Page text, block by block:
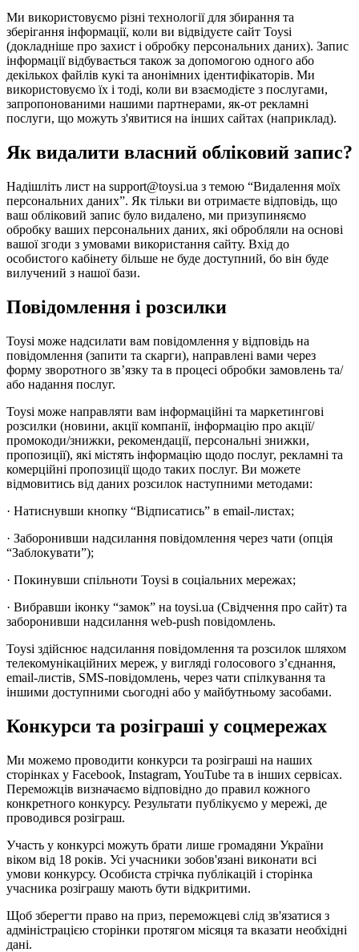
Ми використовуємо різні технології для збирання та
зберігання інформації, коли ви відвідуєте сайт Toysi
(докладніше про захист і обробку персональних даних). Запис
інформації відбувається також за допомогою одного або
декількох файлів кукі та анонімних ідентифікаторів. Ми
використовуємо їх і тоді, коли ви взаємодієте з послугами,
запропонованими нашими партнерами, як-от рекламні
послуги, що можуть з'явитися на інших сайтах (наприклад).
Як видалити власний обліковий запис?
Надішліть лист на support@toysi.ua з темою “Видалення моїх
персональних даних”. Як тільки ви отримаєте відповідь, що
ваш обліковий запис було видалено, ми призупиняємо
обробку ваших персональних даних, які обробляли на основі
вашої згоди з умовами використання сайту. Вхід до
особистого кабінету більше не буде доступний, бо він буде
вилучений з нашої бази.
Повідомлення і розсилки
Toysi може надсилати вам повідомлення у відповідь на
повідомлення (запити та скарги), направлені вами через
форму зворотного зв’язку та в процесі обробки замовлень та/
або надання послуг.
Toysi може направляти вам інформаційні та маркетингові
розсилки (новини, акції компанії, інформацію про акції/
промокоди/знижки, рекомендації, персональні знижки,
пропозиції), які містять інформацію щодо послуг, рекламні та
комерційні пропозиції щодо таких послуг. Ви можете
відмовитись від даних розсилок наступними методами:
· Натиснувши кнопку “Відписатись” в email-листах;
· Заборонивши надсилання повідомлення через чати (опція
“Заблокувати”);
· Покинувши спільноти Toysi в соціальних мережах;
· Вибравши іконку “замок” на toysi.ua (Свідчення про сайт) та
заборонивши надсилання web-push повідомлень.
Toysi здійснює надсилання повідомлення та розсилок шляхом
телекомунікаційних мереж, у вигляді голосового з’єднання,
email-листів, SMS-повідомлень, через чати спілкування та
іншими доступними сьогодні або у майбутньому засобами.
Конкурси та розіграші у соцмережах
Ми можемо проводити конкурси та розіграші на наших
сторінках у Facebook, Instagram, YouTube та в інших сервісах.
Переможців визначаємо відповідно до правил кожного
конкретного конкурсу. Результати публікуємо у мережі, де
проводився розіграш.
Участь у конкурсі можуть брати лише громадяни України
віком від 18 років. Усі учасники зобов'язані виконати всі
умови конкурсу. Особиста стрічка публікацій і сторінка
учасника розіграшу мають бути відкритими.
Щоб зберегти право на приз, переможцеві слід зв'язатися з
адміністрацією сторінки протягом місяця та вказати необхідні
дані.